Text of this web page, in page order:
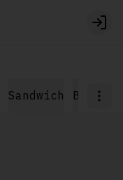
Sandwich